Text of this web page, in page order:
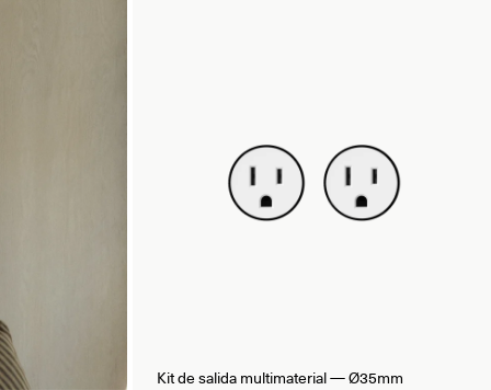
Kit de salida multimaterial — Ø35mm